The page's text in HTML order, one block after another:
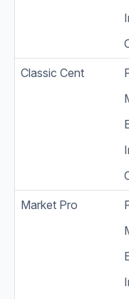
Classic Cent
Market Pro